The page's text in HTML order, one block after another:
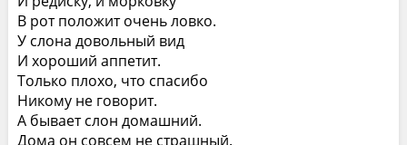
В рот положит очень ловко.
У слона довольный вид
И хороший аппетит.
Только плохо, что спасибо
Никому не говорит.
А бывает слон домашний.
Дома он совсем не страшный.